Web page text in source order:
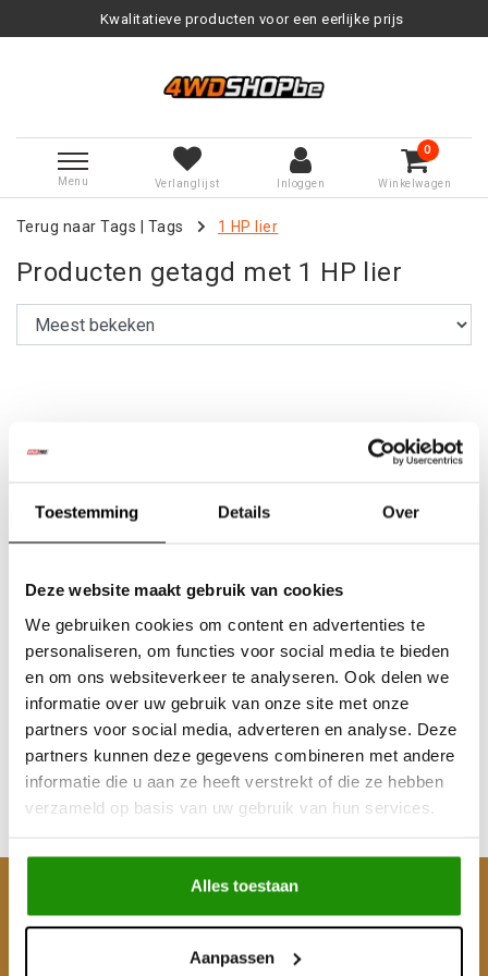
Toestemming Details Over
Deze website maakt gebruik van cookies
We gebruiken cookies om content en advertenties te
personaliseren, om functies voor social media te bieden
en om ons websiteverkeer te analyseren. Ook delen we
informatie over uw gebruik van onze site met onze
partners voor social media, adverteren en analyse. Deze
partners kunnen deze gegevens combineren met andere
informatie die u aan ze heeft verstrekt of die ze hebben
verzameld op basis van uw gebruik van hun services.
Alles toestaan
Aanpassen
Kwalitatieve producten voor een eerlijke prijs
Menu Verlanglijst Inloggen
0
Winkelwagen
Terug naar Tags Tags 1 HP lier
Producten getagd met 1 HP lier
Sale
MUDTEC SRT 12S
Winch, 7.0HP, 5443 kg,
Synthetic Rope
€652,07 €587,60
Excl. btw
Incl. btw